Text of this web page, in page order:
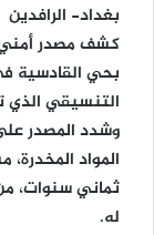
بغداد- الرافدين
كشف مصدر
بحي القادسية
التنسيقي الذي
المواد
ثماني سنوات،
له.